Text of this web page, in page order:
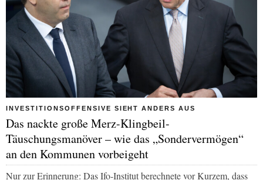
INVESTITIONSOFFENSIVE SIEHT ANDERS AUS
Das nackte große Merz-Klingbeil-
Täuschungsmanöver – wie das „Sondervermögen“
an den Kommunen vorbeigeht
Nur zur Erinnerung: Das Ifo‑Institut berechnete vor Kurzem, dass